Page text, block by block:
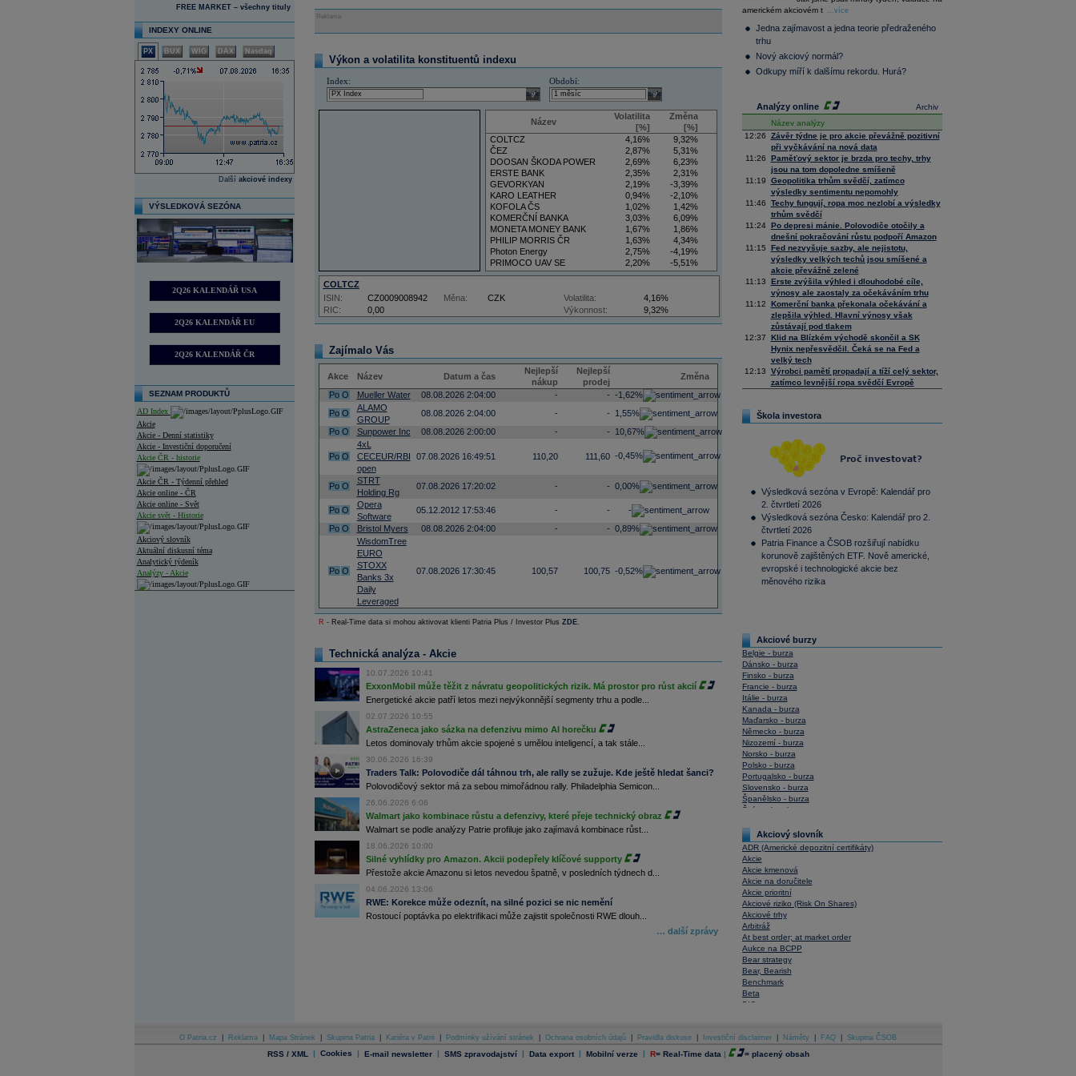
FREE MARKET – všechny tituly
INDEXY ONLINE
PX BUX WIG DAX Nasdaq
Další akciové indexy
VÝSLEDKOVÁ SEZÓNA
2Q26 KALENDÁŘ USA
2Q26 KALENDÁŘ EU
2Q26 KALENDÁŘ ČR
SEZNAM PRODUKTŮ
AD Index
Akcie
Akcie - Denní statistiky
Akcie - Investiční doporučení
Akcie ČR - historie
Akcie ČR - Týdenní přehled
Akcie online - ČR
Akcie online - Svět
Akcie svět - Historie
Akciový slovník
Aktuální diskusní téma
Analytický týdeník
Analýzy - Akcie
Reklama
Výkon a volatilita konstituentů indexu
Index:
select
Období:
select
Název
Volatilita
[%]
Změna
[%]
COLTCZ
4,16%
9,32%
ČEZ
2,87%
5,31%
DOOSAN ŠKODA POWER
2,69%
6,23%
ERSTE BANK
2,35%
2,31%
GEVORKYAN
2,19%
-3,39%
KARO LEATHER
0,94%
-2,10%
KOFOLA ČS
1,02%
1,42%
KOMERČNÍ BANKA
3,03%
6,09%
MONETA MONEY BANK
1,67%
1,86%
PHILIP MORRIS ČR
1,63%
4,34%
Photon Energy
2,75%
-4,19%
PRIMOCO UAV SE
2,20%
-5,51%
VIG
4,34%
9,22%
COLTCZ
RIC: 0,00
ISIN: CZ0009008942 Měna: CZK Volatilita:
4,16%
Výkonnost:
9,32%
Zajímalo Vás
Akce Název Datum a čas
Nejlepší
nákup
Nejlepší
prodej
Změna
Po O Mueller Water 08.08.2026 2:04:00 - - -1,62%
Po O
ALAMO
GROUP
08.08.2026 2:04:00 - -
1,55%
Po O Sunpower Inc 08.08.2026 2:00:00 - - 10,67%
Po O
4xL
CECEUR/RBI
open
07.08.2026 16:49:51 110,20 111,60 -0,45%
Po O
STRT
Holding Rg
07.08.2026 17:20:02 - - 0,00%
Po O
Opera
Software
05.12.2012 17:53:46 - -
-
Po O Bristol Myers 08.08.2026 2:04:00 - - 0,89%
Po O
WisdomTree
EURO
STOXX
Banks 3x
Daily
Leveraged
07.08.2026 17:30:45 100,57 100,75 -0,52%
R - Real-Time data si mohou aktivovat klienti Patria Plus / Investor Plus ZDE.
Technická analýza - Akcie
10.07.2026 10:41
ExxonMobil může těžit z návratu geopolitických rizik. Má prostor pro růst akcií
Energetické akcie patří letos mezi nejvýkonnější segmenty trhu a podle...
02.07.2026 10:55
AstraZeneca jako sázka na defenzivu mimo AI horečku
Letos dominovaly trhům akcie spojené s umělou inteligencí, a tak stále...
30.06.2026 16:39
Traders Talk: Polovodiče dál táhnou trh, ale rally se zužuje. Kde ještě hledat šanci?
Polovodičový sektor má za sebou mimořádnou rally. Philadelphia Semicon...
26.06.2026 6:06
Walmart jako kombinace růstu a defenzivy, které přeje technický obraz
Walmart se podle analýzy Patrie profiluje jako zajímavá kombinace růst...
18.06.2026 10:00
Silné vyhlídky pro Amazon. Akcii podepřely klíčové supporty
Přestože akcie Amazonu si letos nevedou špatně, v posledních týdnech d...
04.06.2026 13:06
RWE: Korekce může odeznít, na silné pozici se nic nemění
Rostoucí poptávka po elektrifikaci může zajistit společnosti RWE dlouh...
… další zprávy
Composite
36 376,54 0,66
Tecdax
Performance
index
4 068,78
americkém akciovém t
...více
Jedna zajímavost a jedna teorie předraženého
trhu
Nový akciový normál?
Odkupy míří k dalšímu rekordu. Hurá?
Archiv
Analýzy online
Název analýzy
12:26
Závěr týdne je pro akcie převážně pozitivní
při vyčkávání na nová data
11:26
Paměťový sektor je brzda pro techy, trhy
jsou na tom dopoledne smíšeně
11:19
Geopolitika trhům svědčí, zatímco
výsledky sentimentu nepomohly
11:46
Techy fungují, ropa moc nezlobí a výsledky
trhům svědčí
11:24
Po depresi mánie. Polovodiče otočily a
dnešní pokračování růstu podpoří Amazon
11:15
Fed nezvyšuje sazby, ale nejistotu,
výsledky velkých techů jsou smíšené a
akcie převážně zelené
11:13
Erste zvýšila výhled i dlouhodobé cíle,
výnosy ale zaostaly za očekáváním trhu
11:12
Komerční banka překonala očekávání a
zlepšila výhled. Hlavní výnosy však
zůstávají pod tlakem
12:37
Klid na Blízkém východě skončil a SK
Hynix nepřesvědčil. Čeká se na Fed a
velký tech
12:13
Výrobci pamětí propadají a tíží celý sektor,
zatímco levnější ropa svědčí Evropě
Škola investora
Výsledková sezóna v Evropě: Kalendář pro
2. čtvrtletí 2026
Výsledková sezóna Česko: Kalendář pro 2.
čtvrtletí 2026
Patria Finance a ČSOB rozšiřují nabídku
korunově zajištěných ETF. Nově americké,
evropské i technologické akcie bez
měnového rizika
Akciové burzy
Belgie - burza
Dánsko - burza
Finsko - burza
Francie - burza
Itálie - burza
Kanada - burza
Maďarsko - burza
Německo - burza
Nizozemí - burza
Norsko - burza
Polsko - burza
Portugalsko - burza
Slovensko - burza
Španělsko - burza
Švýcarsko - burza
Akciový slovník
ADR (Americké depozitní certifikáty)
Akcie
Akcie kmenová
Akcie na doručitele
Akcie prioritní
Akciové riziko (Risk On Shares)
Akciové trhy
Arbitráž
At best order; at market order
Aukce na BCPP
Bear strategy
Bear, Bearish
Benchmark
Beta
BIC
Bonita
Book To Bill Ratio
Book Value
O Patria.cz Reklama Mapa Stránek Skupina Patria Kariéra v Patrii Podmínky užívání stránek Ochrana osobních údajů Pravidla diskuse Investiční disclaimer Náměty FAQ Skupina ČSOB
RSS / XML | Cookies | E-mail newsletter | SMS zpravodajství | Data export | Mobilní verze | R= Real-Time data | = placený obsah